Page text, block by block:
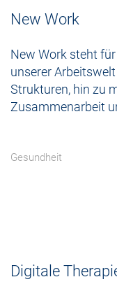
New Work
New Work steht
unserer
Strukturen, hin zu
Zusammenarbeit
Gesundheit
Digitale